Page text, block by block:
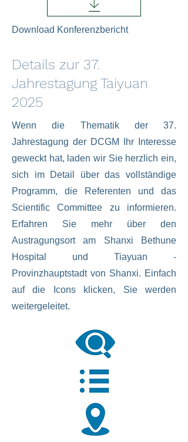
Download Konferenzbericht
Details zur 37.
Jahrestagung Taiyuan
2025
Wenn die Thematik der 37.
Jahrestagung der DCGM Ihr Interesse
geweckt hat, laden wir Sie herzlich ein,
sich im Detail über das vollständige
Programm, die Referenten und das
Scientific Committee zu informieren.
Erfahren Sie mehr über den
Austragungsort am Shanxi Bethune
Hospital
und Tiayuan -
Provinzhauptstadt von Shanxi. Einfach
auf die Icons klicken, Sie werden
weitergeleitet.